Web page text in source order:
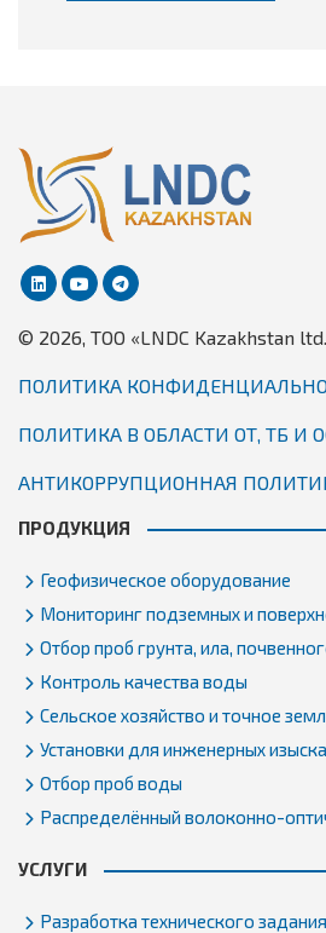
© 2026, TОО «LNDC Kazakhstan
ПОЛИТИКА
ПОЛИТИКА В ОБЛАСТИ ОТ, ТБ И
АНТИКОРРУПЦИОННАЯ
ПРОДУКЦИЯ
Геофизическое оборудование
Мониторинг подземных и
Отбор проб грунта, ила,
Контроль качества воды
Сельское хозяйство и точное
Установки для инженерных
Отбор проб воды
Распределённый волоконно-
УСЛУГИ
Разработка технического задания